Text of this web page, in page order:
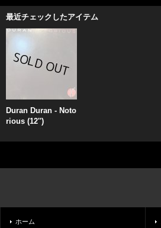
最近チェックしたアイテム
Duran Duran - Noto
rious (12'')
ホーム